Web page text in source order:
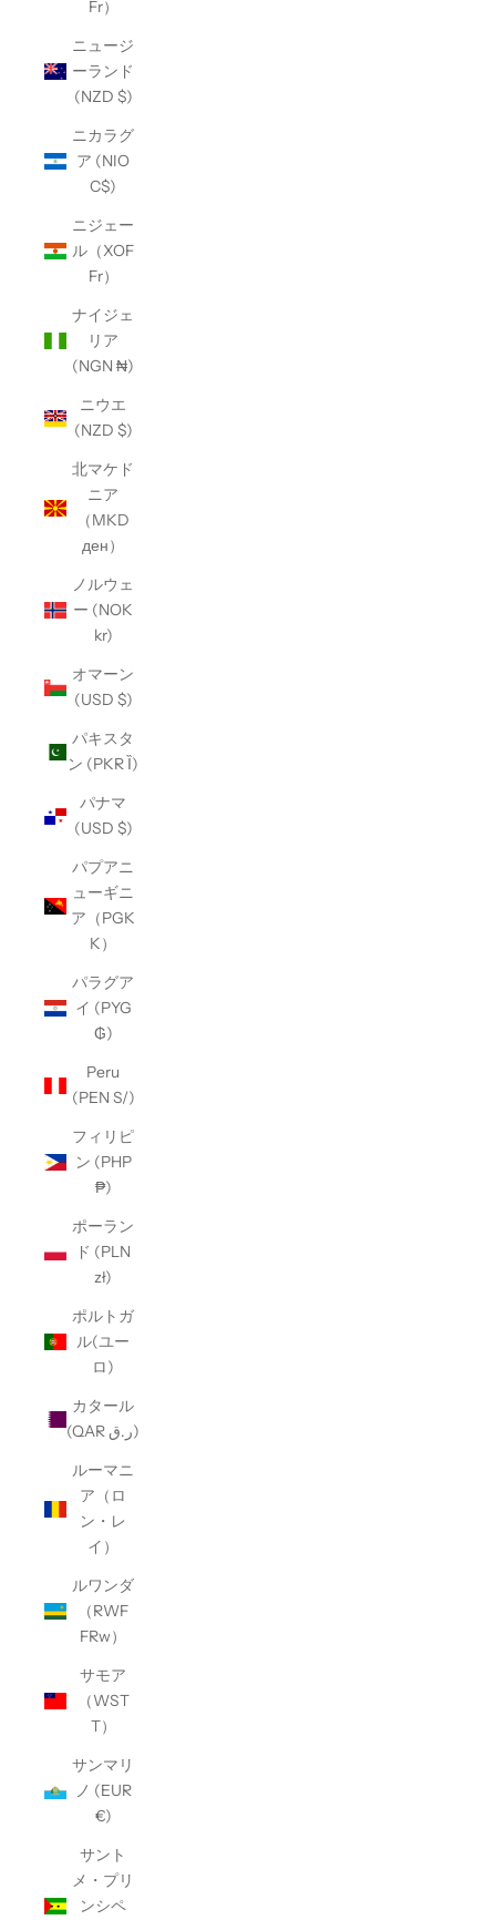
Fr）
ニュージ
ーランド
(NZD $)
ニカラグ
ア (NIO
C$)
ニジェー
ル（XOF
Fr）
ナイジェ
リア
(NGN ₦)
ニウエ
(NZD $)
北マケド
ニア
（MKD
ден）
ノルウェ
ー (NOK
kr)
オマーン
(USD $)
パキスタ
ン (PKR Ȉ)
パナマ
(USD $)
パプアニ
ューギニ
ア（PGK
K）
パラグア
イ (PYG
₲)
Peru
(PEN S/)
フィリピ
ン (PHP
₱)
ポーラン
ド (PLN
zł)
ポルトガ
ル(ユー
ロ)
カタール
(QAR ر.ق)
ルーマニ
ア（ロ
ン・レ
イ）
ルワンダ
（RWF
FRw）
サモア
（WST
T）
サンマリ
ノ (EUR
€)
サント
メ・プリ
ンシペ